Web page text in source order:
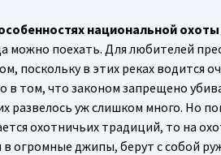
национальной охоты
можно поехать. Для любителей
поскольку в этих реках водится
в том, что законом запрещено
развелось уж слишком много. Но
охотничьих традиций, то на
огромные джипы, берут с собой